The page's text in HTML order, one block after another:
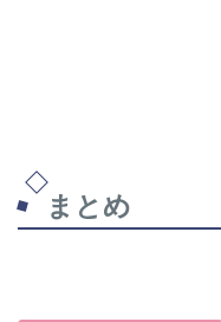
まとめ